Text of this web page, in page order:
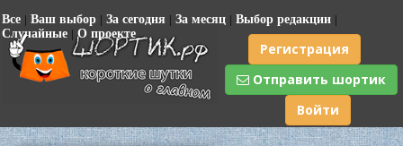
Все | Ваш выбор | За сегодня | За месяц | Выбор редакции |
Случайные | О проекте
Регистрация
Отправить шортик
Войти